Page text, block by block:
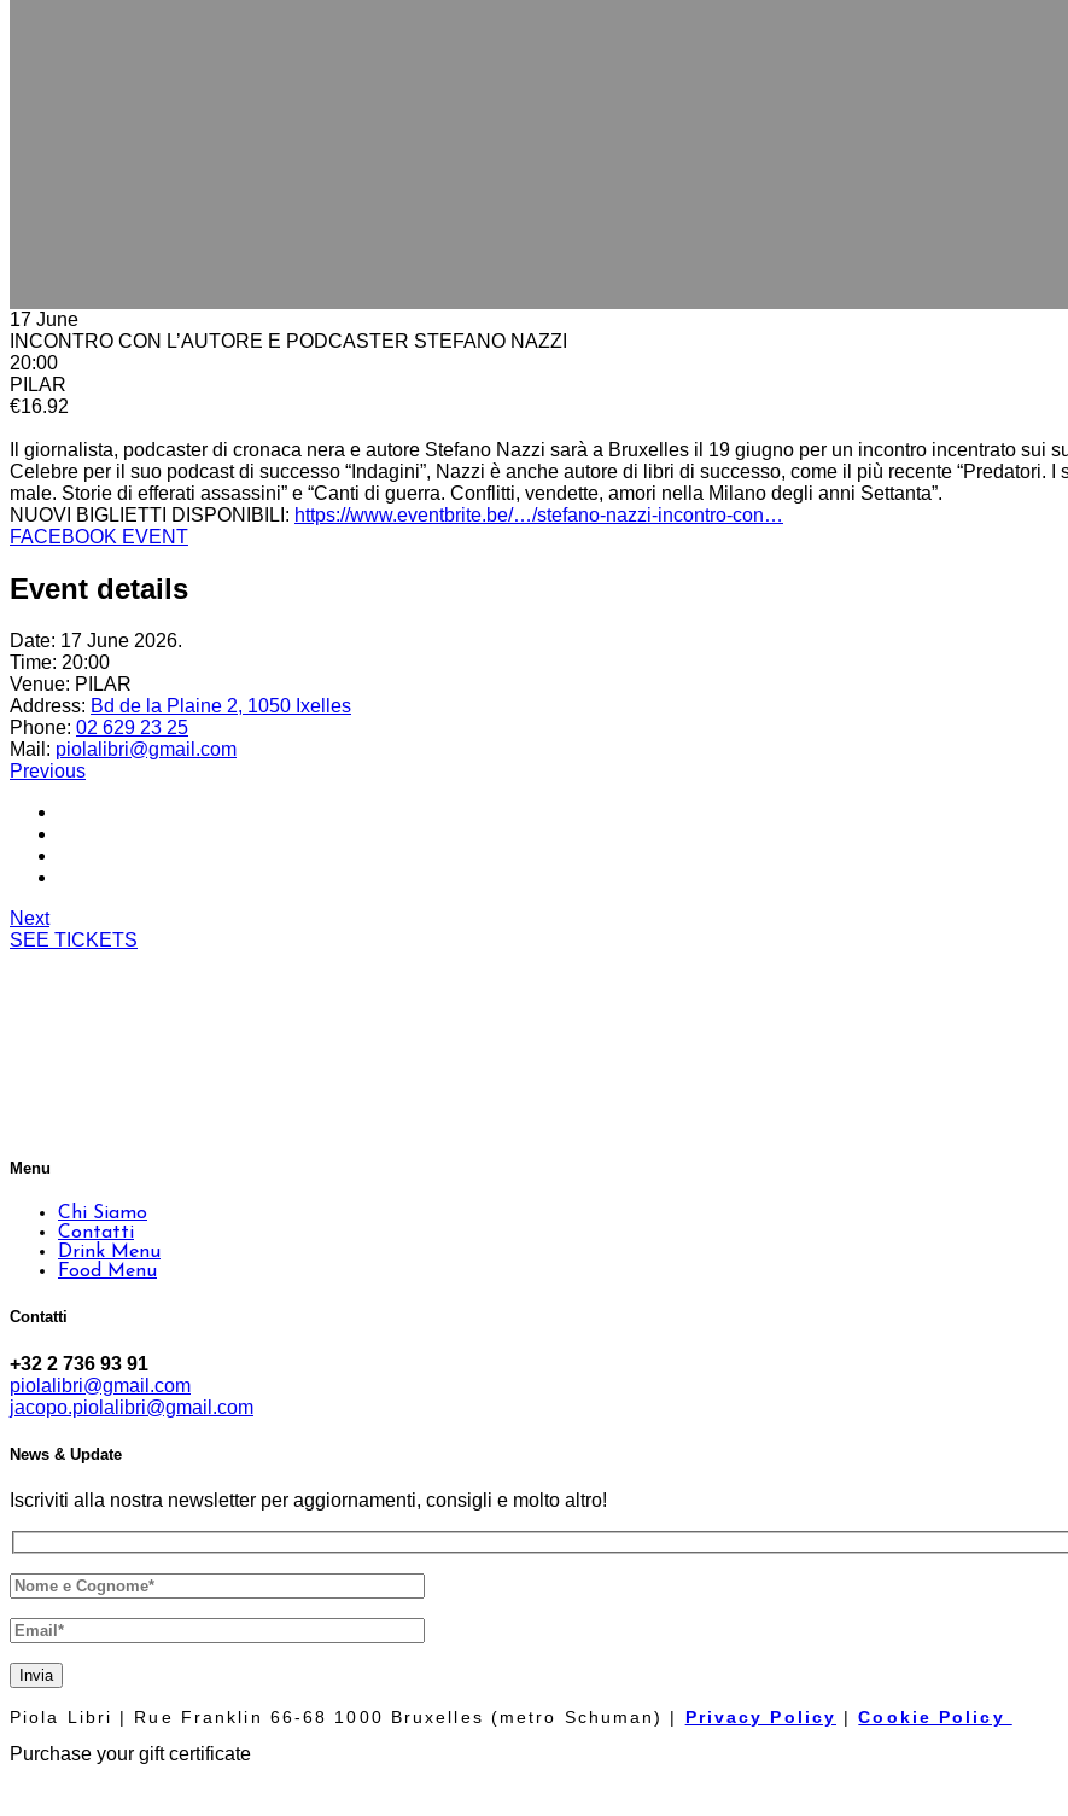
17 June
INCONTRO CON L’AUTORE E PODCASTER STEFANO NAZZI
20:00
PILAR
€16.92
Il giornalista, podcaster di cronaca nera e autore Stefano Nazzi sarà a Bruxelles il 19 giugno per un incontro incentrato sui
Celebre per il suo podcast di successo “Indagini”, Nazzi è anche autore di libri di successo, come il più recente “Predatori. I
male. Storie di efferati assassini” e “Canti di guerra. Conflitti, vendette, amori nella Milano degli anni Settanta”.
NUOVI BIGLIETTI DISPONIBILI: https://www.eventbrite.be/…/stefano-nazzi-incontro-con…
FACEBOOK EVENT
Event details
Date: 17 June 2026.
Time: 20:00
Venue: PILAR
Address: Bd de la Plaine 2, 1050 Ixelles
Phone: 02 629 23 25
Mail: piolalibri@gmail.com
Previous
Next
SEE TICKETS
Menu
Chi Siamo
Contatti
Drink Menu
Food Menu
Contatti
+32 2 736 93 91
piolalibri@gmail.com
jacopo.piolalibri@gmail.com
News & Update
Iscriviti alla nostra newsletter per aggiornamenti, consigli e molto altro!
Invia
Piola Libri | Rue Franklin 66-68 1000 Bruxelles (metro Schuman) | Privacy Policy |Cookie Policy
Purchase your gift certificate